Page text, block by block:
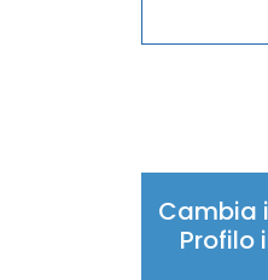
Cambia
Profilo